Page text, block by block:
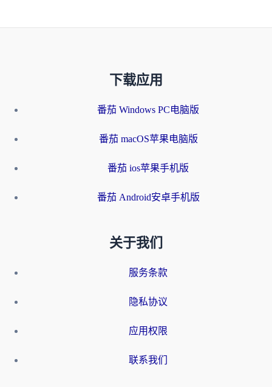
下载应用
番茄 Windows PC电脑版
番茄 macOS苹果电脑版
番茄 ios苹果手机版
番茄 Android安卓手机版
关于我们
服务条款
隐私协议
应用权限
联系我们